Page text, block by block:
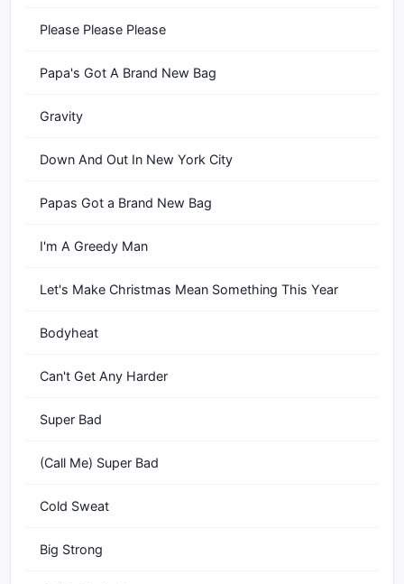
Please Please Please
Papa's Got A Brand New Bag
Gravity
Down And Out In New York City
Papas Got a Brand New Bag
I'm A Greedy Man
Let's Make Christmas Mean Something This Year
Bodyheat
Can't Get Any Harder
Super Bad
(Call Me) Super Bad
Cold Sweat
Big Strong